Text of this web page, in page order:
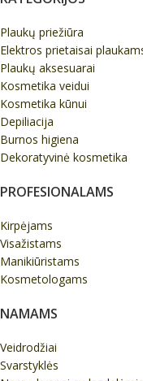
Plaukų priežiūra
Elektros prietaisai
Plaukų aksesuarai
Kosmetika veidui
Kosmetika kūnui
Depiliacija
Burnos higiena
Dekoratyvinė kosmetika
PROFESIONALAMS
Kirpėjams
Visažistams
Manikiūristams
Kosmetologams
NAMAMS
Veidrodžiai
Svarstyklės